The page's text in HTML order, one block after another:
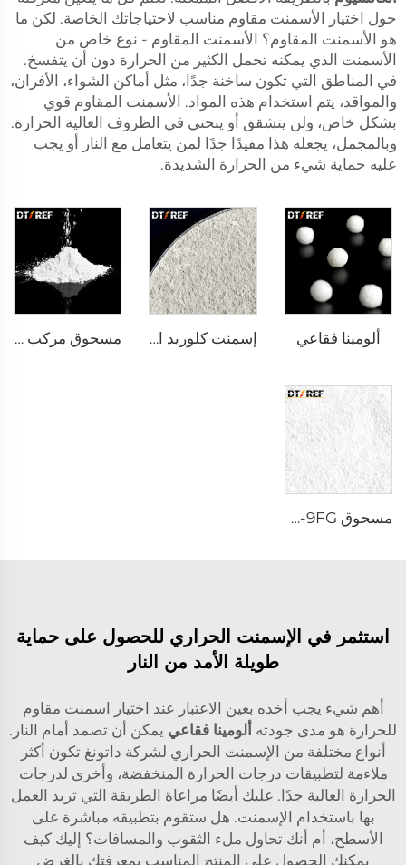
حول اختيار الأسمنت مقاوم مناسب لاحتياجاتك الخاصة. لكن ما
هو الأسمنت المقاوم؟ الأسمنت المقاوم - نوع خاص من
الأسمنت الذي يمكنه تحمل الكثير من الحرارة دون أن يتفسخ.
في المناطق التي تكون ساخنة جدًا، مثل أماكن الشواء، الأفران،
والمواقد، يتم استخدام هذه المواد. الأسمنت المقاوم قوي
بشكل خاص، ولن يتشقق أو ينحني في الظروف العالية الحرارة.
وبالمجمل، يجعله هذا مفيدًا جدًا لمن يتعامل مع النار أو يجب
عليه حماية شيء من الحرارة الشديدة.
ألومينا فقاعي إسمنت كلوريد الكالسيوم DK-68 مسحوق مركب تفاعلي α-Al₂O₃
مسحوق AW-9FG أكسيد الألمنيوم α المُشبع حراريًا
استثمر في الإسمنت الحراري للحصول على حماية
طويلة الأمد من النار
أهم شيء يجب أخذه بعين الاعتبار عند اختيار اسمنت مقاوم
للحرارة هو مدى جودته ألومينا فقاعي يمكن أن تصمد أمام النار.
أنواع مختلفة من الإسمنت الحراري لشركة داتونغ تكون أكثر
ملاءمة لتطبيقات درجات الحرارة المنخفضة، وأخرى لدرجات
الحرارة العالية جدًا. عليك أيضًا مراعاة الطريقة التي تريد العمل
بها باستخدام الإسمنت. هل ستقوم بتطبيقه مباشرة على
الأسطح، أم أنك تحاول ملء الثقوب والمسافات؟ إليك كيف
يمكنك الحصول على المنتج المناسب بمعرفتك بالغرض